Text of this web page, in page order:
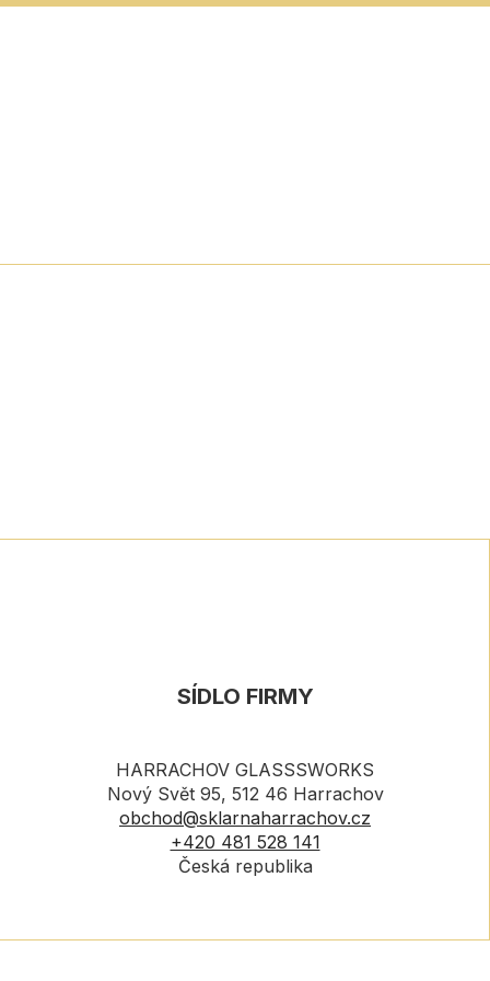
SÍDLO FIRMY
HARRACHOV GLASSSWORKS
Nový Svět 95, 512 46 Harrachov
obchod@sklarnaharrachov.cz
+420 481 528 141
Česká republika